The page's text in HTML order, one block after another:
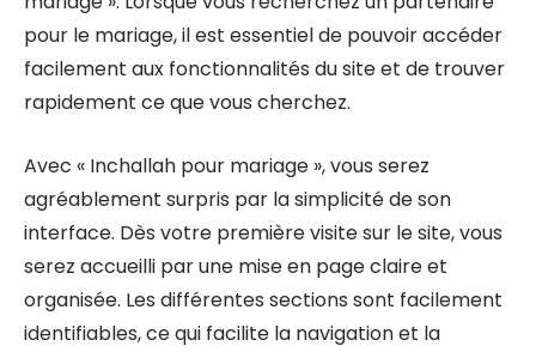
pour le mariage, il est essentiel de pouvoir accéder
facilement aux fonctionnalités du site et de trouver
rapidement ce que vous cherchez.
Avec « Inchallah pour mariage », vous serez
agréablement surpris par la simplicité de son
interface. Dès votre première visite sur le site, vous
serez accueilli par une mise en page claire et
organisée. Les différentes sections sont facilement
identifiables, ce qui facilite la navigation et la